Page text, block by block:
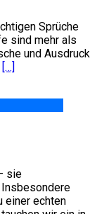
Sprüche
sind mehr als
und Ausdruck
[…]
sie
einer echten